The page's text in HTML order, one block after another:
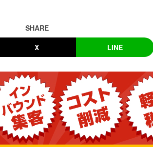
SHARE
X LINE